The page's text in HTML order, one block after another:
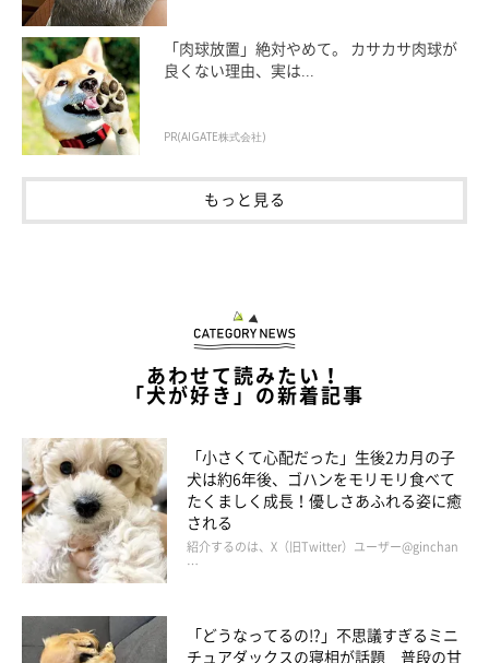
「肉球放置」絶対やめて。 カサカサ肉球が
良くない理由、実は...
PR(AIGATE株式会社)
もっと見る
あわせて読みたい！
「犬が好き」の新着記事
「小さくて心配だった」生後2カ月の子
犬は約6年後、ゴハンをモリモリ食べて
たくましく成長！優しさあふれる姿に癒
される
紹介するのは、X（旧Twitter）ユーザー@ginchan
…
「どうなってるの!?」不思議すぎるミニ
チュアダックスの寝相が話題 普段の甘